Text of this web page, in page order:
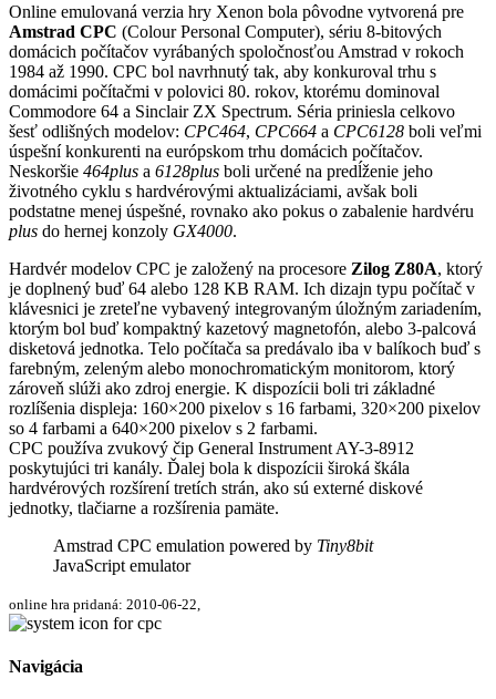
Online emulovaná verzia hry Xenon bola pôvodne vytvorená pre
Amstrad CPC (Colour Personal Computer), sériu 8-bitových
domácich počítačov vyrábaných spoločnosťou Amstrad v rokoch
1984 až 1990. CPC bol navrhnutý tak, aby konkuroval trhu s
domácimi počítačmi v polovici 80. rokov, ktorému dominoval
Commodore 64 a Sinclair ZX Spectrum. Séria priniesla celkovo
šesť odlišných modelov: CPC464, CPC664 a CPC6128 boli veľmi
úspešní konkurenti na európskom trhu domácich počítačov.
Neskoršie 464plus a 6128plus boli určené na predĺženie jeho
životného cyklu s hardvérovými aktualizáciami, avšak boli
podstatne menej úspešné, rovnako ako pokus o zabalenie hardvéru
plus do hernej konzoly GX4000.
Hardvér modelov CPC je založený na procesore Zilog Z80A, ktorý
je doplnený buď 64 alebo 128 KB RAM. Ich dizajn typu počítač v
klávesnici je zreteľne vybavený integrovaným úložným zariadením,
ktorým bol buď kompaktný kazetový magnetofón, alebo 3-palcová
disketová jednotka. Telo počítača sa predávalo iba v balíkoch buď s
farebným, zeleným alebo monochromatickým monitorom, ktorý
zároveň slúži ako zdroj energie. K dispozícii boli tri základné
rozlíšenia displeja: 160×200 pixelov s 16 farbami, 320×200 pixelov
so 4 farbami a 640×200 pixelov s 2 farbami.
CPC používa zvukový čip General Instrument AY-3-8912
poskytujúci tri kanály. Ďalej bola k dispozícii široká škála
hardvérových rozšírení tretích strán, ako sú externé diskové
jednotky, tlačiarne a rozšírenia pamäte.
Amstrad CPC emulation powered by Tiny8bit
JavaScript emulator
online hra pridaná: 2010-06-22,
Navigácia